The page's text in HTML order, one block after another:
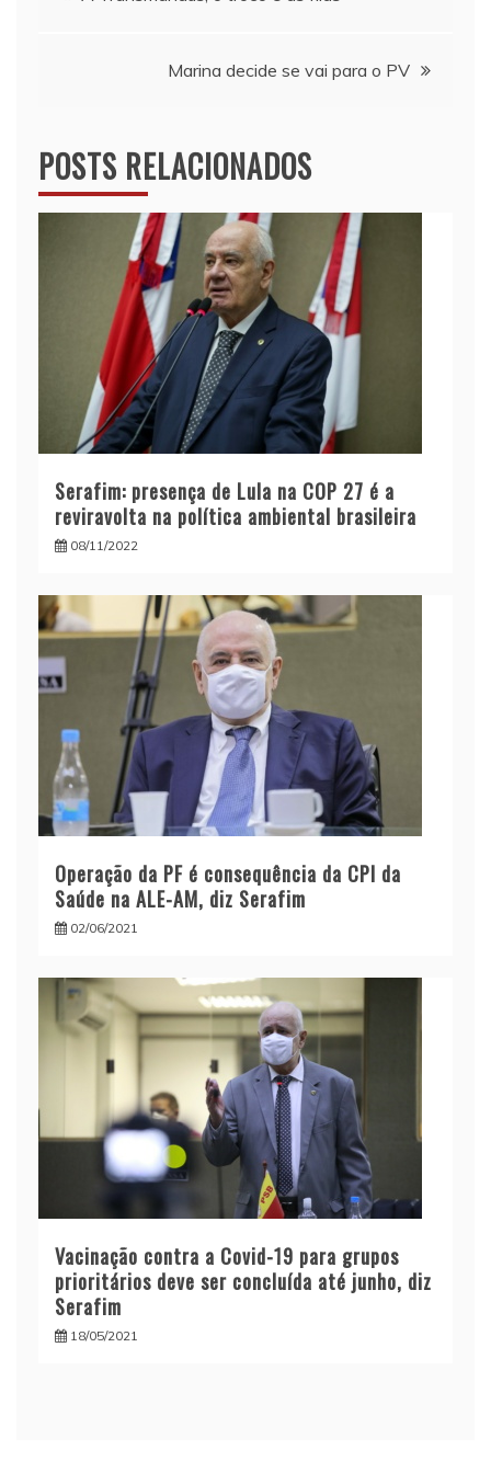
Marina decide se vai para o PV
POSTS RELACIONADOS
Serafim: presença de Lula na COP 27 é a
reviravolta na política ambiental brasileira
08/11/2022
Operação da PF é consequência da CPI da
Saúde na ALE-AM, diz Serafim
02/06/2021
Vacinação contra a Covid-19 para grupos
prioritários deve ser concluída até junho, diz
Serafim
18/05/2021